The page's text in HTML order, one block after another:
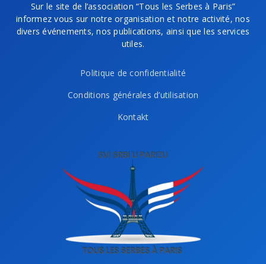
Sur le site de l’association “Tous les Serbes à Paris”
informez vous sur notre organisation et notre activité, nos
divers événements, nos publications, ainsi que les services
utiles.
Politique de confidentialité
Conditions générales d’utilisation
Kontakt